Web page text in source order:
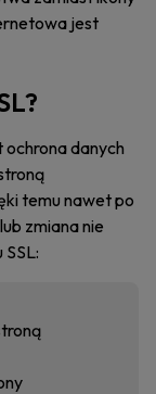
jest
danych
temu nawet po
zmiana nie